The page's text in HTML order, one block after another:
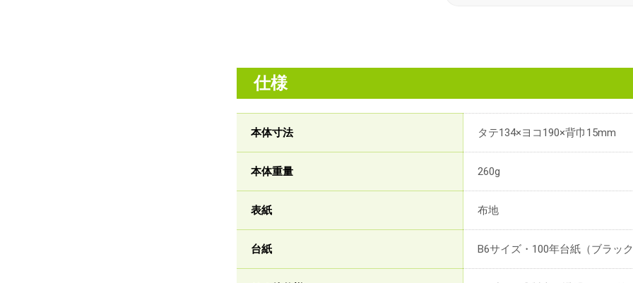
仕様
本体寸法 タテ134×ヨコ190×背巾15mm
本体重量 260g
表紙 布地
台紙 B6サイズ・100年台紙（ブラッ